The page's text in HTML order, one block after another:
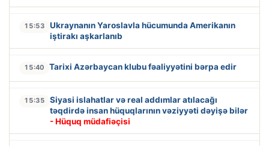
15:53
Ukraynanın Yaroslavla hücumunda Amerikanın
iştirakı aşkarlanıb
15:40 Tarixi Azərbaycan klubu fəaliyyətini bərpa edir
15:35
Siyasi islahatlar və real addımlar atılacağı
təqdirdə insan hüquqlarının vəziyyəti dəyişə bilər
- Hüquq müdafiəçisi